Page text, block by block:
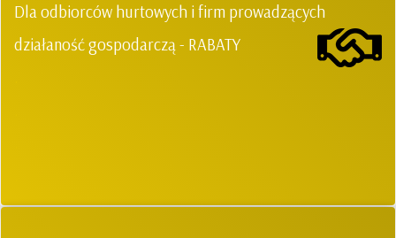
Dla odbiorców hurtowych i firm prowadzących
działaność gospodarczą - RABATY